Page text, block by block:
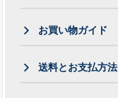
お買い物ガイド
送料とお支払方法